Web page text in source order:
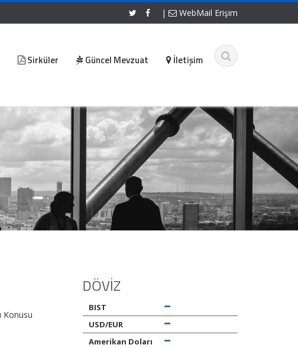
| WebMail Erişim
Sirküler Güncel Mevzuat İletişim
Konusu
DÖVİZ
BIST
USD/EUR
Amerikan Doları